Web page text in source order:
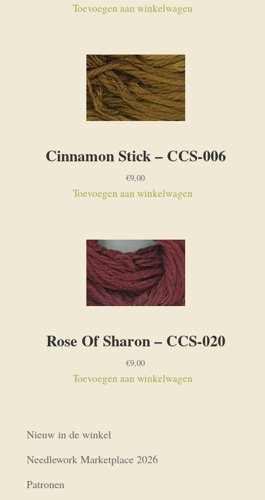
Toevoegen aan winkelwagen
Cinnamon Stick – CCS-006
€9,00
Toevoegen aan winkelwagen
Rose Of Sharon – CCS-020
€9,00
Toevoegen aan winkelwagen
Nieuw in de winkel
Needlework Marketplace 2026
Patronen